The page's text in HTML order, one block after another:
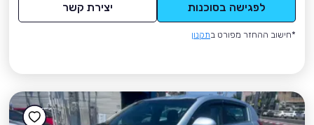
לפגישה בסוכנות יצירת קשר
*חישוב ההחזר מפורט בתקנון